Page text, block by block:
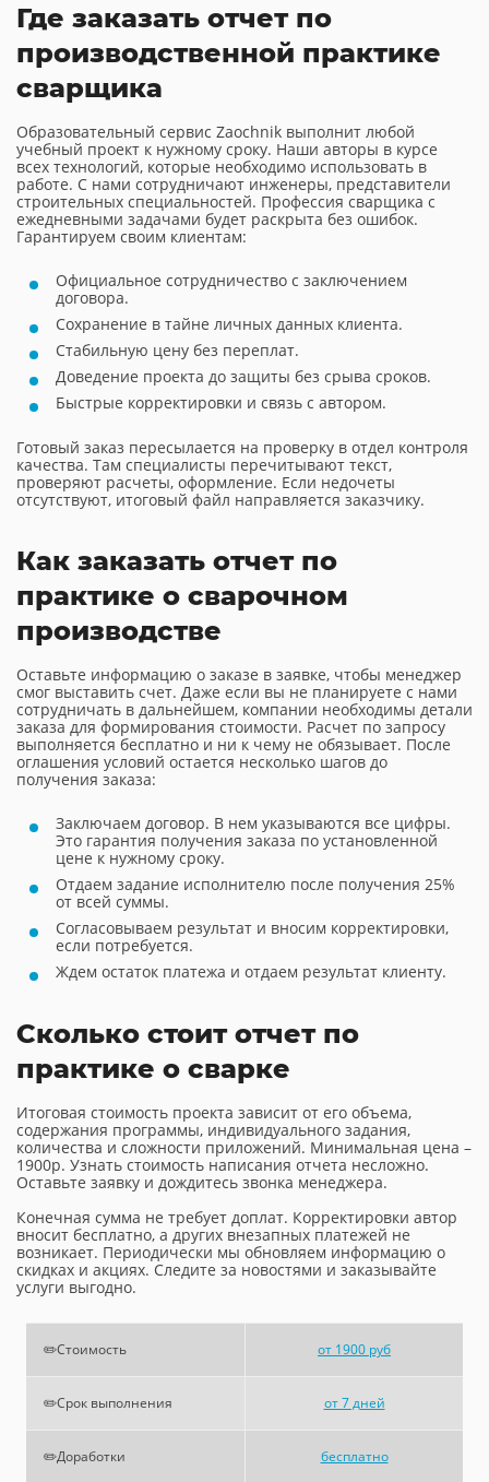
Где заказать отчет по
производственной практике
сварщика
Образовательный сервис Zaochnik выполнит любой
учебный проект к нужному сроку. Наши авторы в курсе
всех технологий, которые необходимо использовать в
работе. С нами сотрудничают инженеры, представители
строительных специальностей. Профессия сварщика с
ежедневными задачами будет раскрыта без ошибок.
Гарантируем своим клиентам:
Официальное сотрудничество с заключением
договора.
Сохранение в тайне личных данных клиента.
Стабильную цену без переплат.
Доведение проекта до защиты без срыва сроков.
Быстрые корректировки и связь с автором.
Готовый заказ пересылается на проверку в отдел контроля
качества. Там специалисты перечитывают текст,
проверяют расчеты, оформление. Если недочеты
отсутствуют, итоговый файл направляется заказчику.
Как заказать отчет по
практике о сварочном
производстве
Оставьте информацию о заказе в заявке, чтобы менеджер
смог выставить счет. Даже если вы не планируете с нами
сотрудничать в дальнейшем, компании необходимы детали
заказа для формирования стоимости. Расчет по запросу
выполняется бесплатно и ни к чему не обязывает. После
оглашения условий остается несколько шагов до
получения заказа:
Заключаем договор. В нем указываются все цифры.
Это гарантия получения заказа по установленной
цене к нужному сроку.
Отдаем задание исполнителю после получения 25%
от всей суммы.
Согласовываем результат и вносим корректировки,
если потребуется.
Ждем остаток платежа и отдаем результат клиенту.
Сколько стоит отчет по
практике о сварке
Итоговая стоимость проекта зависит от его объема,
содержания программы, индивидуального задания,
количества и сложности приложений. Минимальная цена –
1900р. Узнать стоимость написания отчета несложно.
Оставьте заявку и дождитесь звонка менеджера.
Конечная сумма не требует доплат. Корректировки автор
вносит бесплатно, а других внезапных платежей не
возникает. Периодически мы обновляем информацию о
скидках и акциях. Следите за новостями и заказывайте
услуги выгодно.
✏️Стоимость от 1900 руб
✏️Срок выполнения от 7 дней
✏️Доработки бесплатно